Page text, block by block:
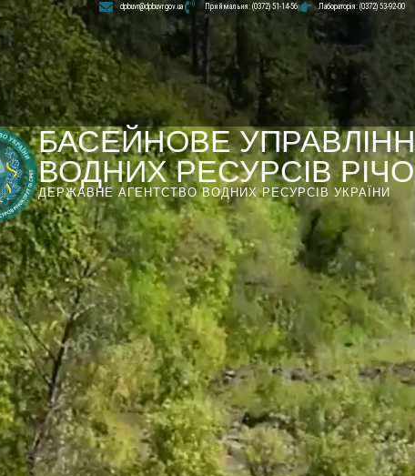
Лабораторія: (0372) 53-92-00
dpbuvr@dpbuvr.gov.ua Приймальня: (0372) 51-14-56
БАСЕЙНОВЕ
ВОДНИХ РЕСУРСІВ
ДЕРЖАВНЕ АГЕНТСТВО ВОДНИХ РЕСУРСІВ УКРАЇНИ